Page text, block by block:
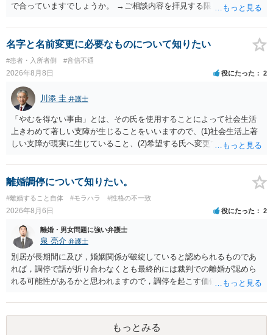
で合っていますでしょうか。 →ご相談内容を拝見する限りでは、その
完全に所有する場合は、他の相続人に対して自宅の評価額の１/２の代
償金の支払いが必要になります。
名字と名前変更に必要なものについて知りたい
#患者・入所者側 #音信不通
2026年8月8日 役にたった 2
川添 圭 弁護士
「やむを得ない事由」とは、その氏を使用することによって社会生活
上きわめて著しい支障が生じることをいいますので、(1)社会生活上著
しい支障が現実に生じていること、(2)希望する氏へ変更できればその
できるかどうかがポイントです。 記録中に現れた一切の事情が判断対
象ですので、上記(1)と(2)を説明できる資料は全て（ただし理路整然
に）提出することが必要になります。「フラッシュバック」とのこと
なので、例えば、医学上確立されているPTSDの診断基準に合致した説
明とそれに沿う資料の提出が必要になってくるように思います。 精神
的・心理的な理由の氏変更は様々な意味でハードルがかなり高く、弁
護士へ依頼しても苦労することが強く予想されるところです。、もし
本人申立てをお考えであれば、医学知識はもちろん法律知識も要求さ
れますので、性急な申立てをせず、知識と資料をしっかりと揃えて、
万全の体制で申立てに臨んだ方がよいと思われます。
離婚調停について知りたい。
#離婚すること自体 #モラハラ #性格の不一致
2026年8月6日 役にたった 2
離婚・男女問題に強い弁護士
泉 亮介 弁護士
別居が長期間に及び，婚姻関係が破綻していると認められるものであ
れば，調停で話が折り合わなくとも最終的には裁判での離婚が認めら
れる可能性があるかと思われますので，調停を起こす価値はあるよう
は調停が成立するということはないため，相手が合意するメリットを
だしてでも調停で終わらせるよう努めるのか，裁判離婚を見据えて調
停での離婚に固執しないかいずれかの対応は必要となるかと思われま
もっとみる